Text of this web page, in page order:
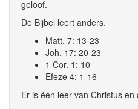
geloof.
De Bijbel leert anders.
Matt. 7: 13-23
Joh. 17: 20-23
1 Cor. 1: 10
Efeze 4: 1-16
Er is één leer van Christus